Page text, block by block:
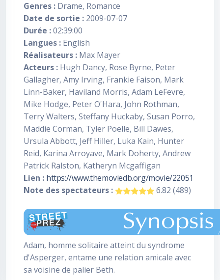
Genres : Drame, Romance
Date de sortie : 2009-07-07
Durée :02:39:00
Langues : English
Réalisateurs : Max Mayer
Acteurs : Hugh Dancy, Rose Byrne, Peter
Gallagher, Amy Irving, Frankie Faison, Mark
Linn-Baker, Haviland Morris, Adam LeFevre,
Mike Hodge, Peter O'Hara, John Rothman,
Terry Walters, Steffany Huckaby, Susan Porro,
Maddie Corman, Tyler Poelle, Bill Dawes,
Ursula Abbott, Jeff Hiller, Luka Kain, Hunter
Reid, Karina Arroyave, Mark Doherty, Andrew
Patrick Ralston, Katheryn Mcgaffigan
Lien : https://www.themoviedb.org/movie/22051
Note des spectateurs :
6.82 (489)
Adam, homme solitaire atteint du syndrome
d'Asperger, entame une relation amicale avec
sa voisine de palier Beth.